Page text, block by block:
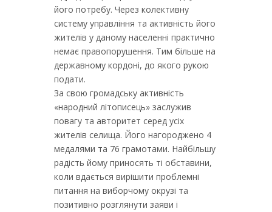
його потребу. Через колективну
систему управління та активність його
жителів у даному населенні практично
немає правопорушення. Тим більше на
державному кордоні, до якого рукою
подати.
За свою громадську активність
«народний літописець» заслужив
повагу та авторитет серед усіх
жителів селища. Його нагороджено 4
медалями та 76 грамотами. Найбільшу
радість йому приносять ті обставини,
коли вдається вирішити проблемні
питання на виборчому окрузі та
позитивно розглянути заяви і